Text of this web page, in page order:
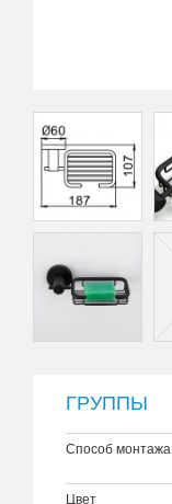
ГРУППЫ
Способ монтажа
Цвет